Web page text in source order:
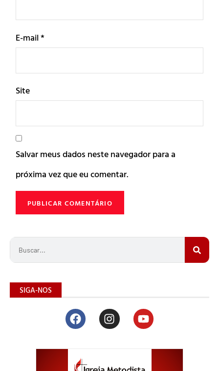
E-mail*
Site
Salvar meus dados neste navegador para a
próxima vez que eu comentar.
SIGA-NOS